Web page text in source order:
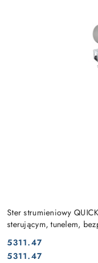
Ster strumieniowy
sterującym, tunelem,
Cena:
5311.47
Cena:
5311.47